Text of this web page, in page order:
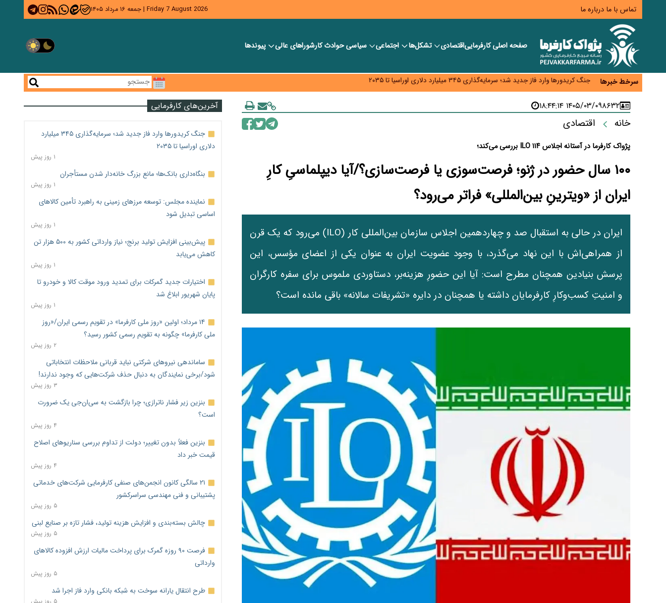
تماس با ما درباره ما Friday 7 August 2026
| جمعه ۱۶ مرداد ۱۴۰۵
صفحه اصلیکارفرماییاقتصادی تشکل‌ها اجتماعی سیاسیحوادث کارشورا‎های عالی پیوندها
سرخط خبرها
زائران اربعین نگران ارز باقی‌مانده نباشند؛ خرید دینار در بانک‌ها و صرافی‌ها
جنگ کریدورها وارد فاز جدید شد؛ سرمایه‌گذاری ۳۴۵ میلیارد دلاری اوراسیا تا ۲۰۳۵
پارادوکس اینترنت در ایران؛ مصرف‌کننده بیشتر می‌پردازد، شبکه کمتر توسعه می‌یابد
تأمین سرمایه در گردش بدون خلق نقدینگی؛ نقش جدید سیاست‌های مالیاتی در حمایت از تولید
معمای تأمین ۸۰ همت معوقات بازنشستگان؛ بانک رفاه وارد میدان شد
۸۶۳۲۱۴۰۵/۰۳/۰۹ ۱۸:۴۴:۱۴
خانه اقتصادی
پژواک کارفرما در آستانه اجلاس ۱۱۴ ILO بررسی می‌کند؛
۱۰۰ سال حضور در ژنو؛ فرصت‌سوزی یا فرصت‌سازی؟/آیا دیپلماسیِ کارِ
ایران از «ویترینِ بین‌المللی» فراتر می‌رود؟
ایران در حالی به استقبال صد و چهاردهمین اجلاس سازمان بین‌المللی کار (ILO) می‌رود که یک قرن
از همراهی‌اش با این نهاد می‌گذرد، با وجود عضویت ایران به عنوان یکی از اعضای مؤسس، این
پرسش بنیادین همچنان مطرح است: آیا این حضورِ هزینه‌بر، دستاوردی ملموس برای سفره کارگران
و امنیتِ کسب‌وکارِ کارفرمایان داشته یا همچنان در دایره «تشریفات سالانه» باقی مانده است؟
آخرین‌های کارفرمایی
جنگ کریدورها وارد فاز جدید شد؛ سرمایه‌گذاری ۳۴۵ میلیارد
دلاری اوراسیا تا ۲۰۳۵
۱ روز پیش
بنگاه‌داری بانک‌ها؛ مانع بزرگ خانه‌دار شدن مستأجران
۱ روز پیش
نماینده مجلس: توسعه مرزهای زمینی به راهبرد تأمین کالاهای
اساسی تبدیل شود
۱ روز پیش
پیش‌بینی افزایش تولید برنج؛ نیاز وارداتی کشور به ۵۰۰ هزار تن
کاهش می‌یابد
۱ روز پیش
اختیارات جدید گمرکات برای تمدید ورود موقت کالا و خودرو تا
پایان شهریور ابلاغ شد
۱ روز پیش
۱۴ مرداد؛ اولین «روز ملی کارفرما» در تقویم رسمی ایران/«روز
ملی کارفرما» چگونه به تقویم رسمی کشور رسید؟
۲ روز پیش
ساماندهی نیروهای شرکتی نباید قربانی ملاحظات انتخاباتی
شود/برخی نمایندگان به دنبال حذف شرکت‌هایی که وجود ندارند!
۳ روز پیش
بنزین زیر فشار ناترازی؛ چرا بازگشت به سی‌ان‌جی یک ضرورت
است؟
۴ روز پیش
بنزین فعلاً بدون تغییر؛ دولت از تداوم بررسی سناریوهای اصلاح
قیمت خبر داد
۴ روز پیش
۲۱ سالگی کانون انجمن‌های صنفی کارفرمایی شرکت‌های خدماتی
پشتیبانی و فنی مهندسی سراسرکشور
۵ روز پیش
چالش بسته‌بندی و افزایش هزینه تولید، فشار تازه بر صنایع لبنی
۵ روز پیش
فرصت ۹۰ روزه گمرک برای پرداخت مالیات ارزش افزوده کالاهای
وارداتی
۵ روز پیش
طرح انتقال یارانه سوخت به شبکه بانکی وارد فاز اجرا شد